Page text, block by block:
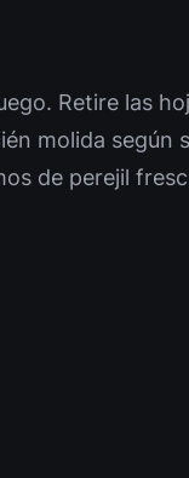
Retire las
molida según
de perejil